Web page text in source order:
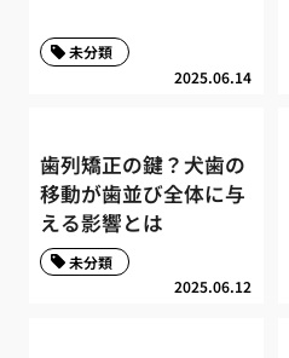
2025.06.14
未分類
歯列矯正の鍵？犬歯の
移動が歯並び全体に与
える影響とは
2025.06.12
未分類